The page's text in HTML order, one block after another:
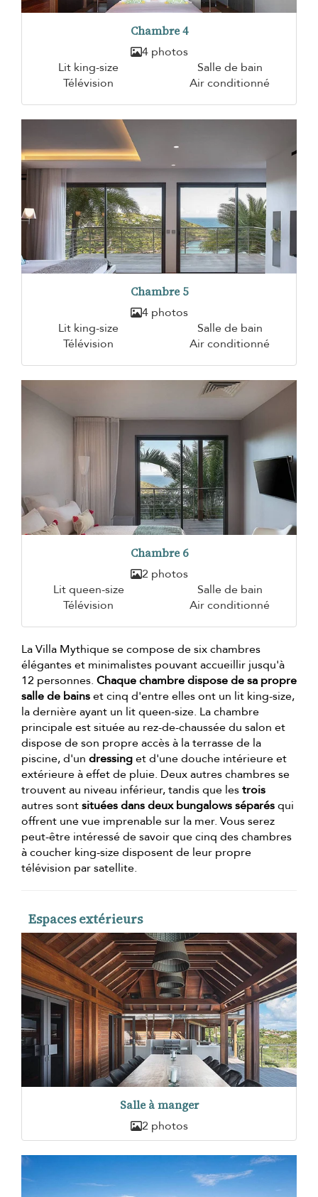
Chambre 4
4 photos
Lit king-size
Salle de bain
Télévision
Air conditionné
Chambre 5
4 photos
Lit king-size
Salle de bain
Télévision
Air conditionné
Chambre 6
2 photos
Lit queen-size
Salle de bain
Télévision
Air conditionné
La Villa Mythique se compose de six chambres
élégantes et minimalistes pouvant accueillir jusqu'à
12 personnes. Chaque chambre dispose de sa propre
salle de bainset cinq d'entre elles ont un lit king-size,
la dernière ayant un lit queen-size. La chambre
principale est située au rez-de-chaussée du salon et
dispose de son propre accès à la terrasse de la
piscine, d'un dressinget d'une douche intérieure et
extérieure à effet de pluie. Deux autres chambres se
trouvent au niveau inférieur, tandis que lestrois
autres sontsituées dans deux bungalows séparésqui
offrent une vue imprenable sur la mer. Vous serez
peut-être intéressé de savoir que cinq des chambres
à coucher king-size disposent de leur propre
télévision par satellite.
Espaces extérieurs
Salle à manger
2 photos